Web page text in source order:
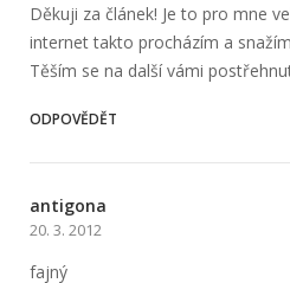
Děkuji za článek! Je to pro mne
internet takto procházím a
Těším se na další vámi
ODPOVĚDĚT
antigona
20. 3. 2012
fajný